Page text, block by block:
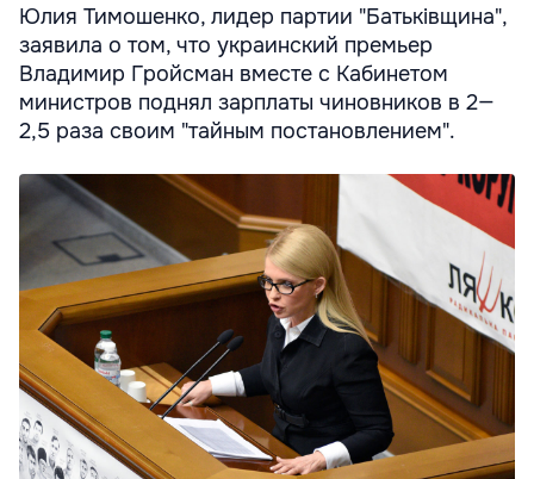
Юлия Тимошенко, лидер партии "Батькiвщина",
заявила о том, что украинский премьер
Владимир Гройсман вместе с Кабинетом
министров поднял зарплаты чиновников в 2—
2,5 раза своим "тайным постановлением".